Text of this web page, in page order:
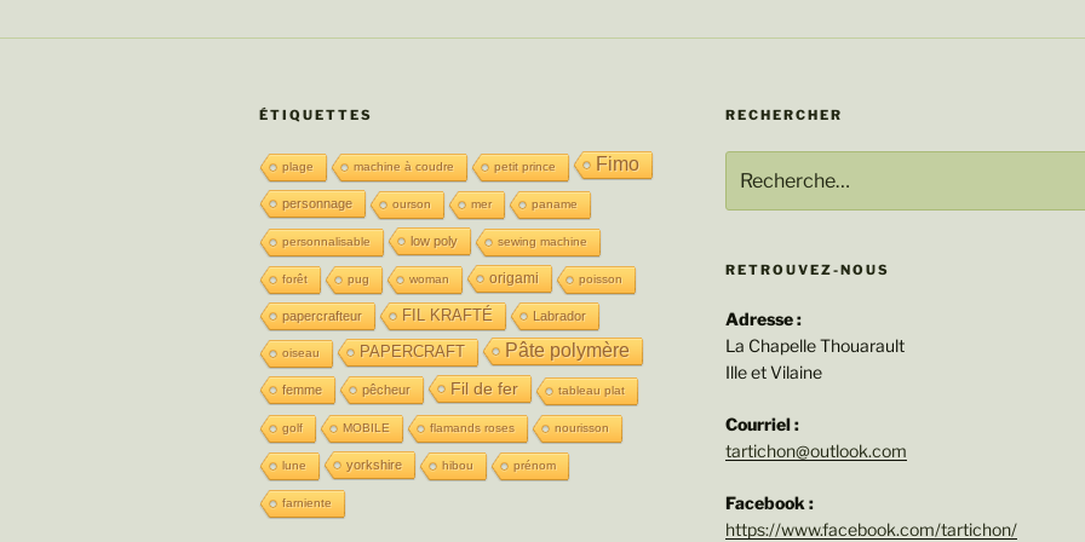
ÉTIQUETTES
plage machine à coudre petit prince Fimo
personnage ourson mer paname
personnalisable low poly sewing machine
forêt pug woman origami poisson
papercrafteur FIL KRAFTÉ Labrador
oiseau PAPERCRAFT Pâte polymère
femme pêcheur Fil de fer tableau plat
golf MOBILE flamands roses nourisson
lune yorkshire hibou prénom
farniente
RECHERCHER
pour
:
RETROUVEZ-NOUS
Adresse :
La Chapelle Thouarault
Ille et Vilaine
Courriel :
tartichon@outlook.com
Facebook :
https://www.facebook.com/tartichon/